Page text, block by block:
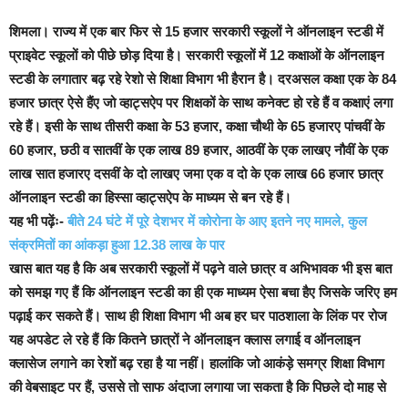
शिमला। राज्य में एक बार फिर से 15 हजार सरकारी स्कूलों ने ऑनलाइन स्टडी में
प्राइवेट स्कूलों को पीछे छोड़ दिया है। सरकारी स्कूलों में 12 कक्षाओं के ऑनलाइन
स्टडी के लगातार बढ़ रहे रेशो से शिक्षा विभाग भी हैरान है।दरअसल कक्षा एक के 84
हजार छात्र ऐसे हैंए जो व्हाट्सऐप पर शिक्षकों के साथ कनेक्ट हो रहे हैं व कक्षाएं लगा
रहे हैं। इसी के साथ तीसरी कक्षा के 53 हजार, कक्षा चौथी के 65 हजारए पांचवीं के
60 हजार, छठी व सातवीं के एक लाख 89 हजार, आठवीं के एक लाखए नौवीं के एक
लाख सात हजारए दसवीं के दो लाखए जमा एक व दो के एक लाख 66 हजार छात्र
ऑनलाइन स्टडी का हिस्सा व्हाट्सऐप के माध्यम से बन रहे हैं।
यह भी पढ़ेंः-बीते 24 घंटे में पूरे देशभर में कोरोना के आए इतने नए मामले, कुल
संक्रमितों का आंकड़ा हुआ 12.38 लाख के पार
खास बात यह है कि अब सरकारी स्कूलों में पढ़ने वाले छात्र व अभिभावक भी इस बात
को समझ गए हैं कि ऑनलाइन स्टडी का ही एक माध्यम ऐसा बचा हैए जिसके जरिए हम
पढ़ाई कर सकते हैं।साथ ही शिक्षा विभाग भी अब हर घर पाठशाला के लिंक पर रोज
यह अपडेट ले रहे हैं कि कितने छात्रों ने ऑनलाइन क्लास लगाई व ऑनलाइन
क्लासेज लगाने का रेशों बढ़ रहा है या नहीं। हालांकि जो आकंड़े समग्र शिक्षा विभाग
की वेबसाइट पर हैं, उससे तो साफ अंदाजा लगाया जा सकता है कि पिछले दो माह से